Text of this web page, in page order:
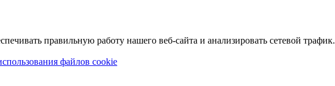
правильную работу нашего веб-сайта и анализировать сетевой трафик.
файлов cookie